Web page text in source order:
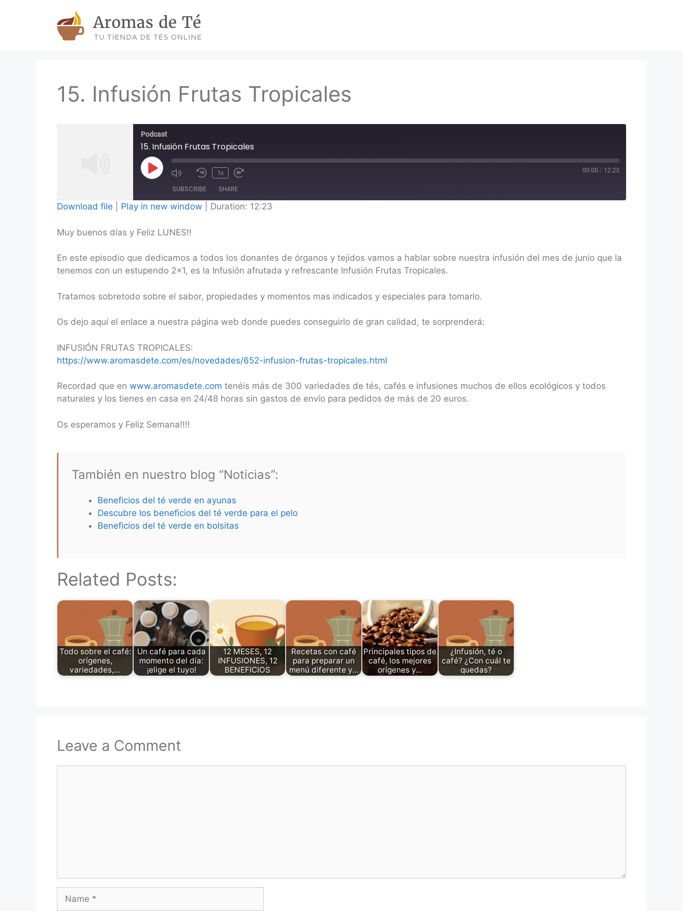
15. Infusión Frutas Tropicales
Podcast
15. Infusión Frutas Tropicales
Play
Episode
1x 00:00 / 12:23
SUBSCRIBE SHARE
RSS FEED
Download file Play in new window Duration: 12:23
Muy buenos días y Feliz LUNES!!
En este episodio que dedicamos a todos los donantes de órganos y tejidos vamos a hablar sobre nuestra infusión del mes de junio que la
tenemos con un estupendo 2×1, es la Infusión afrutada y refrescante Infusión Frutas Tropicales.
Tratamos sobretodo sobre el sabor, propiedades y momentos mas indicados y especiales para tomarlo.
Os dejo aquí el enlace a nuestra página web donde puedes conseguirlo de gran calidad, te sorprenderá:
INFUSIÓN FRUTAS TROPICALES:
https://www.aromasdete.com/es/novedades/652-infusion-frutas-tropicales.html
Recordad que en www.aromasdete.com tenéis más de 300 variedades de tés, cafés e infusiones muchos de ellos ecológicos y todos
naturales y los tienes en casa en 24/48 horas sin gastos de envío para pedidos de más de 20 euros.
Os esperamos y Feliz Semana!!!!
También en nuestro blog “Noticias”:
Beneficios del té verde en ayunas
Descubre los beneficios del té verde para el pelo
Beneficios del té verde en bolsitas
Related Posts:
Todo sobre el café:
orígenes,
variedades,…
Un café para cada
momento del día:
¡elige el tuyo!
12 MESES, 12
INFUSIONES, 12
BENEFICIOS
Recetas con café
para preparar un
menú diferente y…
Principales tipos de
café, los mejores
orígenes y…
¿Infusión, té o
café? ¿Con cuál te
quedas?
Leave a Comment